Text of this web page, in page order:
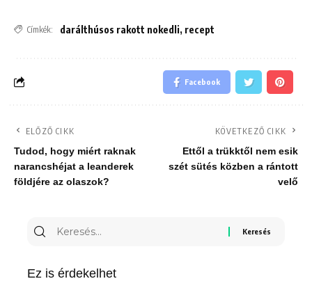
Címkék: darálthúsos rakott nokedli, recept
Facebook
ELŐZŐ CIKK
Tudod, hogy miért raknak
narancshéjat a leanderek
földjére az olaszok?
KÖVETKEZŐ CIKK
Ettől a trükktől nem esik
szét sütés közben a rántott
velő
Keresés
Ez is érdekelhet